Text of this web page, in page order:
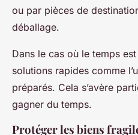
ou par pièces de
déballage.
Dans le cas où le temps
solutions rapides comme
préparés. Cela s’avère
gagner du temps.
Protéger les biens